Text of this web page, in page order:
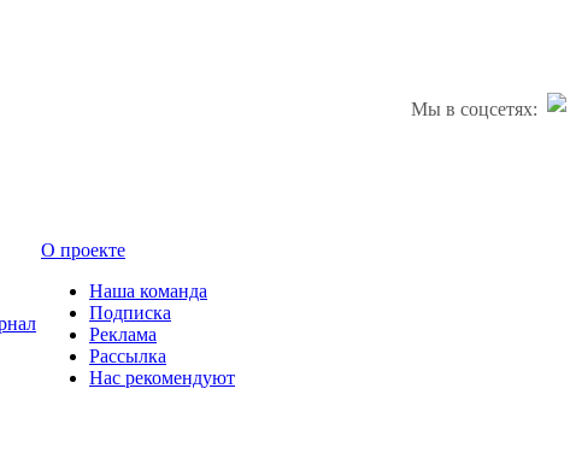
Мы в соцсетях:
О проекте
Наша команда
Подписка
Реклама
Рассылка
Нас рекомендуют